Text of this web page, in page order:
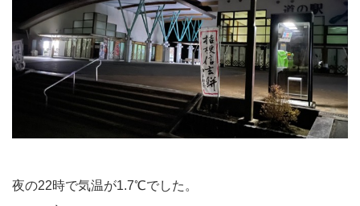
夜の22時で気温が1.7℃でした。